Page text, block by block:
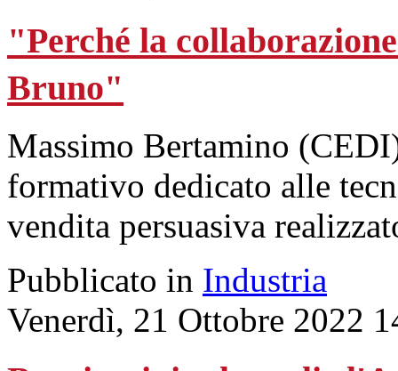
"Perché la
Bruno"
Massimo Bertamino
formativo dedicato alle
vendita persuasiva
Pubblicato in Industria
Venerdì, 21 Ottobre 2022